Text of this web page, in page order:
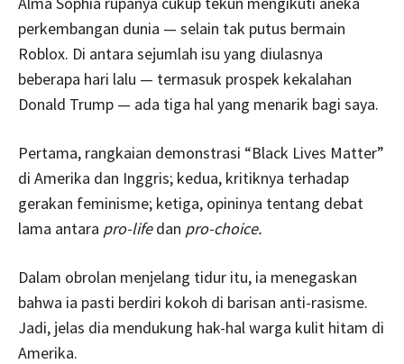
perkembangan dunia — selain tak putus bermain
Roblox. Di antara sejumlah isu yang diulasnya
beberapa hari lalu — termasuk prospek kekalahan
Donald Trump — ada tiga hal yang menarik bagi saya.
Pertama, rangkaian demonstrasi “Black Lives Matter”
di Amerika dan Inggris; kedua, kritiknya terhadap
gerakan feminisme; ketiga, opininya tentang debat
lama antara pro-lifedan pro-choice.
Dalam obrolan menjelang tidur itu, ia menegaskan
bahwa ia pasti berdiri kokoh di barisan anti-rasisme.
Jadi, jelas dia mendukung hak-hal warga kulit hitam di
Amerika.